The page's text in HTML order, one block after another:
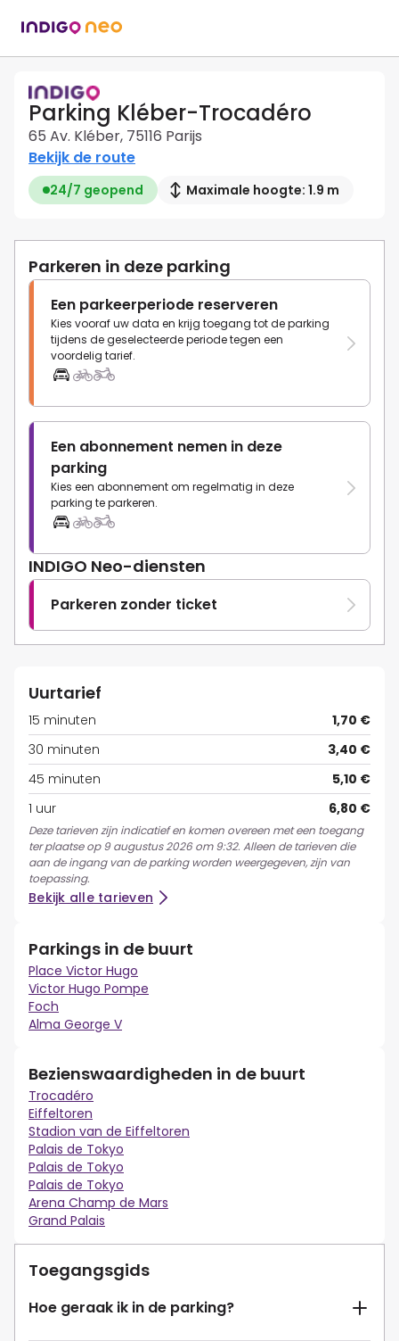
Parking Kléber-Trocadéro
65 Av. Kléber, 75116 Parijs
Bekijk de route
24/7 geopend Maximale hoogte: 1.9 m
Parkeren in deze parking
Een parkeerperiode reserveren
Kies vooraf uw data en krijg toegang tot de parking
tijdens de geselecteerde periode tegen een
voordelig tarief.
Een abonnement nemen in deze
parking
Kies een abonnement om regelmatig in deze
parking te parkeren.
INDIGO Neo-diensten
Parkeren zonder ticket
Uurtarief
15 minuten
1,70 €
30 minuten
3,40 €
45 minuten
5,10 €
1 uur
6,80 €
Deze tarieven zijn indicatief en komen overeen met een toegang
ter plaatse op 9 augustus 2026 om 9:32. Alleen de tarieven die
aan de ingang van de parking worden weergegeven, zijn van
toepassing.
Bekijk alle tarieven
Parkings in de buurt
Place Victor Hugo
Victor Hugo Pompe
Foch
Alma George V
Bezienswaardigheden in de buurt
Trocadéro
Eiffeltoren
Stadion van de Eiffeltoren
Palais de Tokyo
Palais de Tokyo
Palais de Tokyo
Arena Champ de Mars
Grand Palais
Toegangsgids
Hoe geraak ik in de parking?